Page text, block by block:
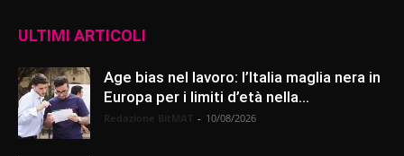
ULTIMI ARTICOLI
Age bias nel lavoro: l’Italia maglia nera in
Europa per i limiti d’età nella...
- 10/08/2026